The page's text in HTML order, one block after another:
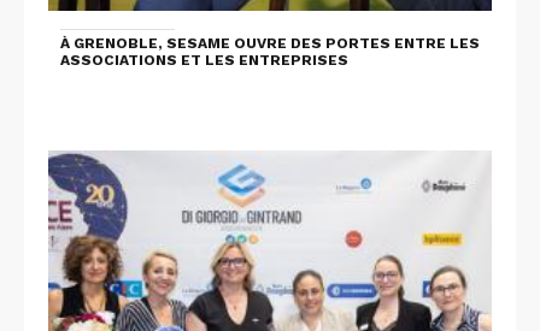
À GRENOBLE, SESAME OUVRE DES PORTES ENTRE LES
ASSOCIATIONS ET LES ENTREPRISES